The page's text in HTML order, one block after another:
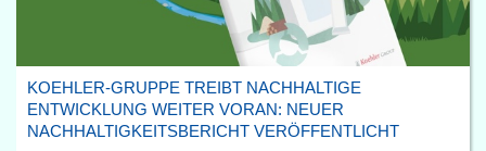
KOEHLER-GRUPPE TREIBT NACHHALTIGE
ENTWICKLUNG WEITER VORAN: NEUER
NACHHALTIGKEITSBERICHT VERÖFFENTLICHT